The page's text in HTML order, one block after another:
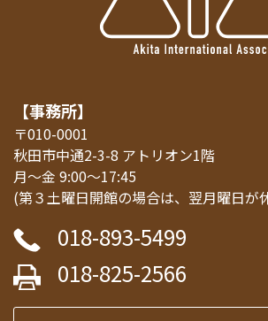
【事務所】
〒010-0001
秋田市中通2-3-8 アトリオン1階
月～金 9:00～17:45
(第３土曜日開館の場合は、翌月曜日が
018-893-5499
018-825-2566